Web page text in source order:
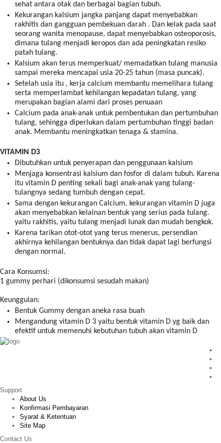
sehat antara otak dan berbagai bagian tubuh.
Kekurangan kalsium jangka panjang dapat menyebabkan
rakhitis dan gangguan pembekuan darah . Dan kelak pada saat
seorang wanita menopause, dapat menyebabkan osteoporosis,
dimana tulang menjadi keropos dan ada peningkatan resiko
patah tulang.
Kalsium akan terus memperkuat/ memadatkan tulang manusia
sampai mereka mencapai usia 20-25 tahun (masa puncak).
Setelah usia itu , kerja calcium membantu memelihara tulang
serta memperlambat kehilangan kepadatan tulang, yang
merupakan bagian alami dari proses penuaan
Calcium pada anak-anak untuk pembentukan dan pertumbuhan
tulang, sehingga diperlukan dalam pertumbuhan tinggi badan
anak. Membantu meningkatkan tenaga & stamina.
VITAMIN D3
Dibutuhkan untuk penyerapan dan penggunaan kalsium
Menjaga konsentrasi kalsium dan fosfor di dalam tubuh. Karena
itu vitamin D penting sekali bagi anak-anak yang tulang-
tulangnya sedang tumbuh dengan cepat.
Sama dengan kekurangan Calcium, kekurangan vitamin D juga
akan menyebabkan kelainan bentuk yang serius pada tulang.
yaitu rakhitis, yaitu tulang menjadi lunak dan mudah bengkok.
Karena tarikan otot-otot yang terus menerus, persendian
akhirnya kehilangan bentuknya dan tidak dapat lagi berfungsi
dengan normal.
Cara Konsumsi:
1 gummy perhari (dikonsumsi sesudah makan)
Keunggulan:
Bentuk Gummy dengan aneka rasa buah
Mengandung vitamin D 3 yaitu bentuk vitamin D yg baik dan
efektif untuk memenuhi kebutuhan tubuh akan vitamin D
Support
About Us
Konfirmasi Pembayaran
Syarat & Ketentuan
Site Map
Contact Us